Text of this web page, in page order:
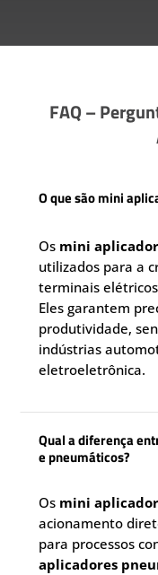
FAQ –
O que são mini
Os mini
utilizados para a
terminais
Eles garantem
produtividade,
indústrias
eletroeletrônica.
Qual a diferença
e pneumáticos?
Os mini
acionamento
para processos
aplicadores